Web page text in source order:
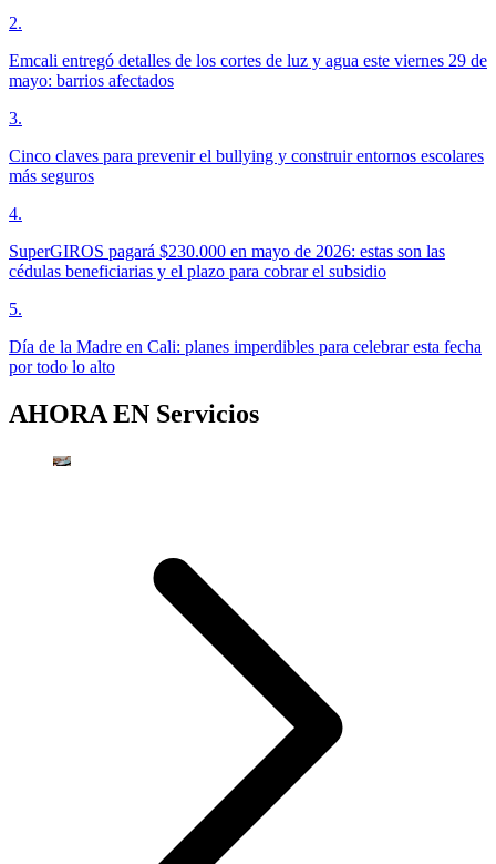
2.
Emcali entregó detalles de los cortes de luz y agua este viernes 29 de
mayo: barrios afectados
3.
Cinco claves para prevenir el bullying y construir entornos escolares
más seguros
4.
SuperGIROS pagará $230.000 en mayo de 2026: estas son las
cédulas beneficiarias y el plazo para cobrar el subsidio
5.
Día de la Madre en Cali: planes imperdibles para celebrar esta fecha
por todo lo alto
AHORA EN Servicios